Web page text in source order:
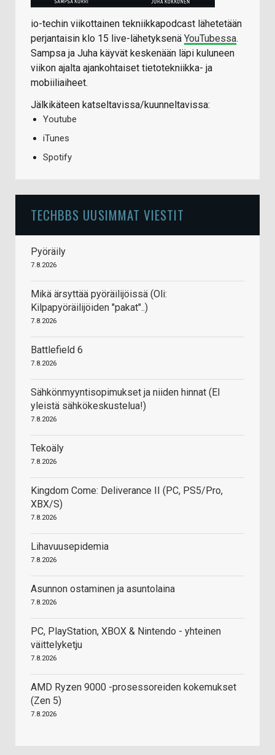
io-techin viikottainen tekniikkapodcast lähetetään
perjantaisin klo 15 live-lähetyksenä YouTubessa.
Sampsa ja Juha käyvät keskenään läpi kuluneen
viikon ajalta ajankohtaiset tietotekniikka- ja
mobiiliaiheet.
Jälkikäteen katseltavissa/kuunneltavissa:
Youtube
iTunes
Spotify
TECHBBS UUSIMMAT VIESTIT
Pyöräily
7.8.2026
Mikä ärsyttää pyöräilijöissä (Oli:
Kilpapyöräilijöiden "pakat"..)
7.8.2026
Battlefield 6
7.8.2026
Sähkönmyyntisopimukset ja niiden hinnat (EI
yleistä sähkökeskustelua!)
7.8.2026
Tekoäly
7.8.2026
Kingdom Come: Deliverance II (PC, PS5/Pro,
XBX/S)
7.8.2026
Lihavuusepidemia
7.8.2026
Asunnon ostaminen ja asuntolaina
7.8.2026
PC, PlayStation, XBOX & Nintendo - yhteinen
väittelyketju
7.8.2026
AMD Ryzen 9000 -prosessoreiden kokemukset
(Zen 5)
7.8.2026